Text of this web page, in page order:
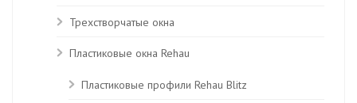
Трехстворчатые окна
Пластиковые окна Rehau
Пластиковые профили Rehau Blitz